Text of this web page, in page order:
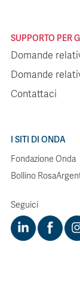
SUPPORTO PER
Domande
Domande
Contattaci
I SITI DI ONDA
Fondazione Onda
Bollino
Seguici